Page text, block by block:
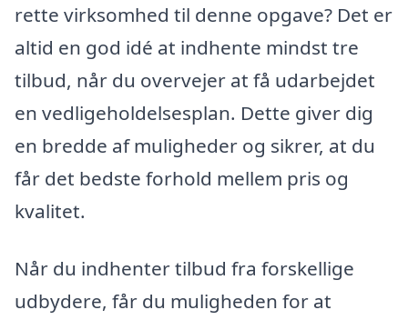
rette virksomhed til denne opgave? Det er
altid en god idé at indhente mindst tre
tilbud, når du overvejer at få udarbejdet
en vedligeholdelsesplan. Dette giver dig
en bredde af muligheder og sikrer, at du
får det bedste forhold mellem pris og
kvalitet.
Når du indhenter tilbud fra forskellige
udbydere, får du muligheden for at